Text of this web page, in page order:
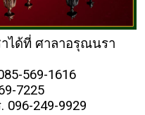
ได้ที่ ศาลาอรุณนรา
569-1616
7225
249-9929